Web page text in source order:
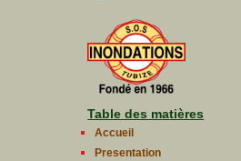
Table des matières
Accueil
Presentation